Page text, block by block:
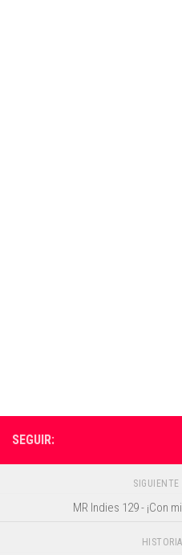
SEGUIR:
MR Indies 129 - ¡Con